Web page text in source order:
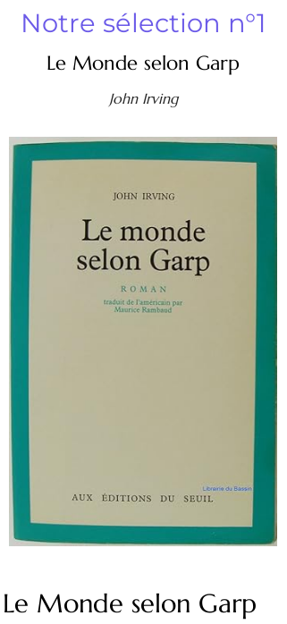
Notre sélection n°1
Le Monde selon Garp
John Irving
Monde selon Garp